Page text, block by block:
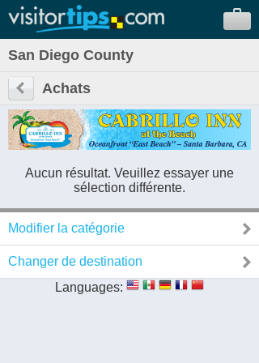
San Diego County
Achats
Aucun résultat. Veuillez essayer une
sélection différente.
Modifier la catégorie
Changer de destination
Languages: